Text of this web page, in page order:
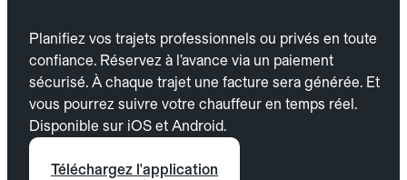
Planifiez vos trajets professionnels ou privés en toute
confiance. Réservez à l’avance via un paiement
sécurisé. À chaque trajet une facture sera générée. Et
vous pourrez suivre votre chauffeur en temps réel.
Disponible sur iOS et Android.
Téléchargez l'application